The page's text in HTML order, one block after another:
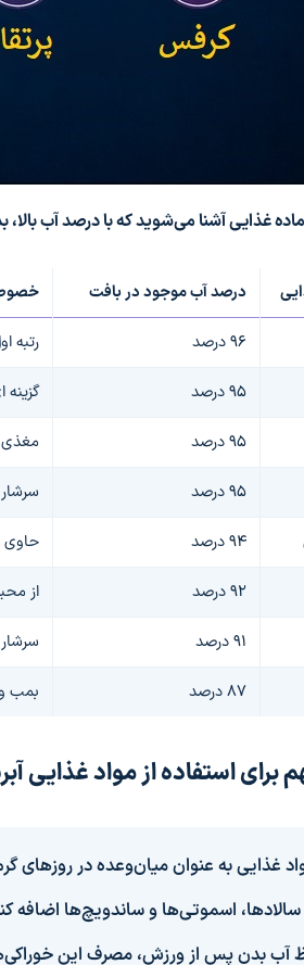
درصد آب موجود در بافت
96 درصد رتبه
95 درصد
95 درصد
95 درصد
94 درصد حاوی
92 درصد از
91 درصد
87 درصد بمب
برای استفاده از مواد غذایی
غذایی به عنوان میان‌وعده در روزهای
سالادها، اسموتی‌ها و ساندویچ‌ها اضافه
آب بدن پس از ورزش، مصرف این خوراکی‌ها